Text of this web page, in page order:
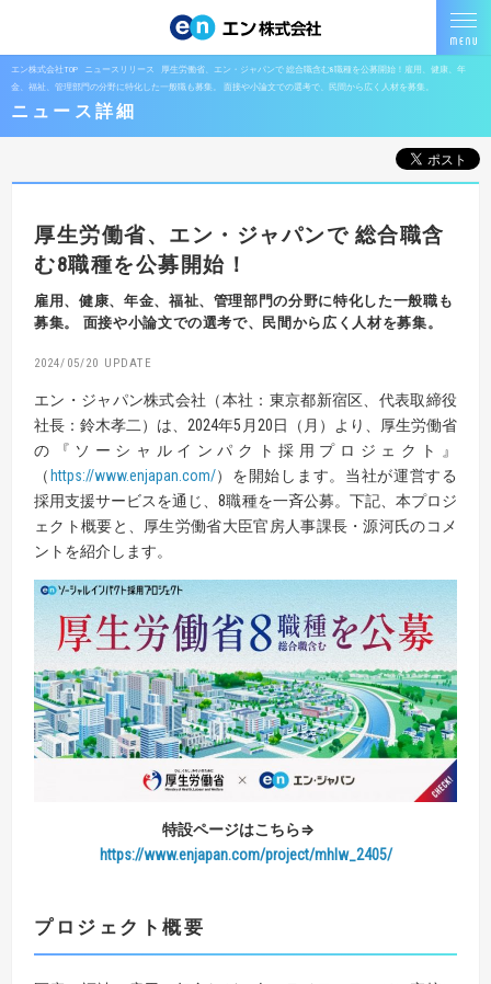
エン株式会社TOP ニュースリリース
厚生労働省、エン・ジャパンで 総合職含む8職種を公募開始！雇用、健康、年
金、福祉、管理部門の分野に特化した一般職も募集。 面接や小論文での選考で、民間から広く人材を募集。
ニュース詳細
厚生労働省、エン・ジャパンで 総合職含
む8職種を公募開始！
雇用、健康、年金、福祉、管理部門の分野に特化した一般職も
募集。 面接や小論文での選考で、民間から広く人材を募集。
2024/05/20
エン・ジャパン株式会社（本社：東京都新宿区、代表取締役
社長：鈴木孝二）は、2024年5月20日（月）より、厚生労働省
の『ソーシャルインパクト採用プロジェクト』
（https://www.enjapan.com/）を開始します。当社が運営する
採用支援サービスを通じ、8職種を一斉公募。下記、本プロジ
ェクト概要と、厚生労働省大臣官房人事課長・源河氏のコメ
ントを紹介します。
特設ページはこちら⇒
https://www.enjapan.com/project/mhlw_2405/
プロジェクト概要